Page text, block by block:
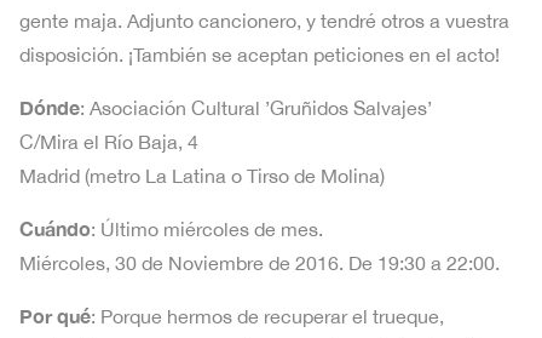
gente maja. Adjunto cancionero, y tendré otros a vuestra
disposición. ¡También se aceptan peticiones en el acto!
Dónde: Asociación Cultural ’Gruñidos Salvajes’
C/Mira el Río Baja, 4
Madrid (metro La Latina o Tirso de Molina)
Cuándo: Último miércoles de mes.
Miércoles, 30 de Noviembre de 2016. De 19:30 a 22:00.
Por qué: Porque hermos de recuperar el trueque,